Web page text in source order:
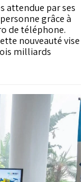
attendue par ses
grâce à
de téléphone.
nouveauté vise
milliards